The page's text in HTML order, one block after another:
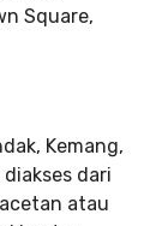
Square,
Kemang,
dari
atau